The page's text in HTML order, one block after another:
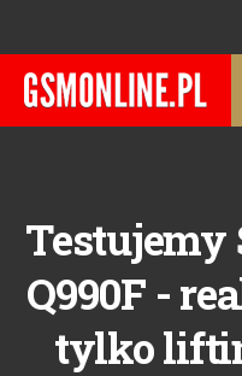
Testujemy
Q990F -
tylko